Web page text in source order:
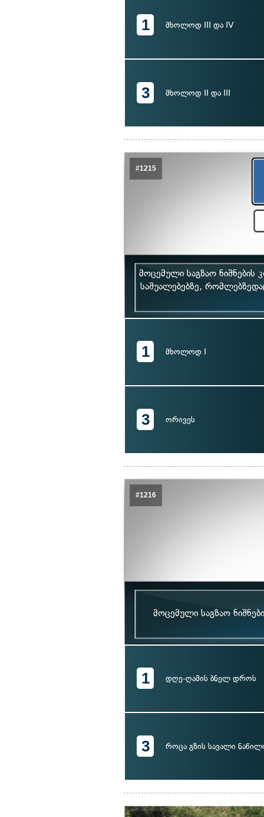
1 მხოლოდ III და IV
3 მხოლოდ II და III
#1215
მოცემული საგზაო
საშუალებებზე,
1 მხოლოდ I
3 ორივეს
#1216
მოცემული საგზაო
1 დღე-ღამის ბნელ დროს
3 როცა გზის სავალი